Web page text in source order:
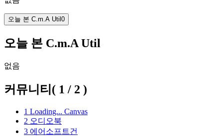
오늘 본 C.m.A Util 0
오늘 본 C.m.A Util
없음
커뮤니티 ( 1 / 2 )
1 Loading... Canvas
2 오디오북
3 에어소프트건